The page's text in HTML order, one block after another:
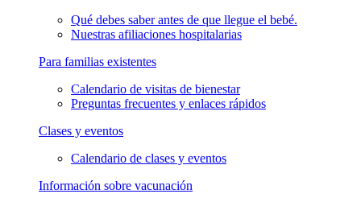
Qué debes saber antes de que llegue el bebé.
Nuestras afiliaciones hospitalarias
Para familias existentes
Calendario de visitas de bienestar
Preguntas frecuentes y enlaces rápidos
Clases y eventos
Calendario de clases y eventos
Información sobre vacunación